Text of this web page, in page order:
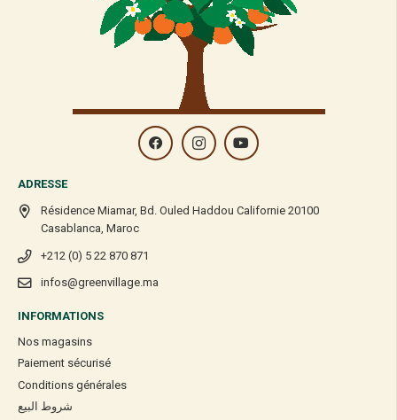
ADRESSE
Résidence Miamar, Bd. Ouled Haddou Californie 20100
Casablanca, Maroc
+212 (0) 5 22 870 871
infos@greenvillage.ma
INFORMATIONS
Nos magasins
Paiement sécurisé
Conditions générales
شروط البيع